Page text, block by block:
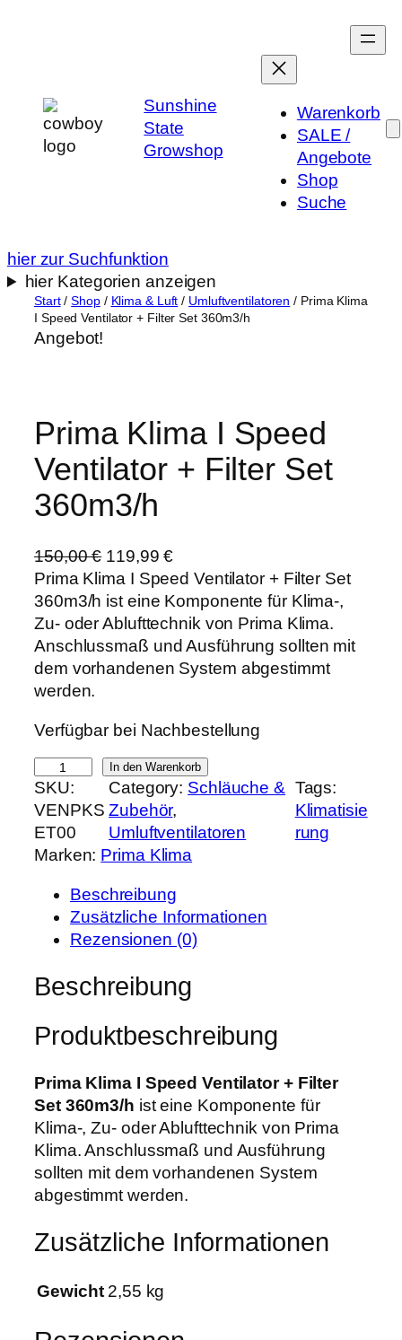
Sunshine
State
Growshop
Warenkorb
SALE /
Angebote
Shop
Suche
hier zur Suchfunktion
hier Kategorien anzeigen
Start/Shop/ Klima & Luft / Umluftventilatoren / Prima Klima
I Speed Ventilator + Filter Set 360m3/h
Angebot!
Prima Klima I Speed
Ventilator + Filter Set
360m3/h
150,00€ U
r
s
p
r
ü
l
i
c
h
e
r
r
e
i
w
r
:
1
5
0
,
0
0
€
119,99€A
k
t
u
e
l
r
P
r
e
i
s
s
t
1
9
,
9
€
.
Prima Klima I Speed Ventilator + Filter Set
360m3/h ist eine Komponente für Klima-,
Zu- oder Ablufttechnik von Prima Klima.
Anschlussmaß und Ausführung sollten mit
dem vorhandenen System abgestimmt
werden.
Verfügbar bei Nachbestellung
r
i
m
a
I
p
e
d
V
e
n
t
l
r
In den Warenkorb
SKU:
VENPKS
ET00
Category: Schläuche &
Zubehör
Umluftventilatoren
Tags:
Klimatisie
rung
Marken: Prima Klima
Beschreibung
Zusätzliche Informationen
Rezensionen (0)
Beschreibung
Produktbeschreibung
Prima Klima I Speed Ventilator + Filter
Set 360m3/h ist eine Komponente für
Klima-, Zu- oder Ablufttechnik von Prima
Klima. Anschlussmaß und Ausführung
sollten mit dem vorhandenen System
abgestimmt werden.
Zusätzliche Informationen
Gewicht 2,55 kg